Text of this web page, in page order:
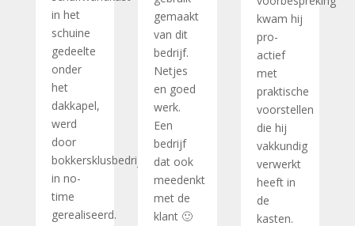
kwam hij
pro-
actief
met
praktische
voorstellen
die hij
vakkundig
verwerkt
heeft in
de
kasten.
in het
schuine
gedeelte
onder
het
dakkapel,
werd
door
bokkersklusbedrijf
in no-
time
gerealiseerd.
gemaakt
van dit
bedrijf.
Netjes
en goed
werk.
Een
bedrijf
dat ook
meedenkt
met de
klant 🙂